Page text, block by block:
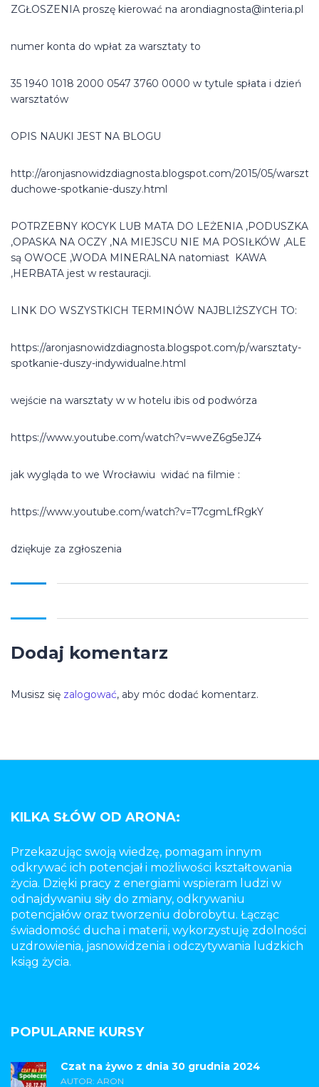
ZGŁOSZENIA proszę kierować na arondiagnosta@interia.pl
numer konta do wpłat za warsztaty to
35 1940 1018 2000 0547 3760 0000 w tytule spłata i dzień
warsztatów
OPIS NAUKI JEST NA BLOGU
http://aronjasnowidzdiagnosta.blogspot.com/2015/05/
duchowe-spotkanie-duszy.html
POTRZEBNY KOCYK LUB MATA DO LEŻENIA ,PODUSZKA
,OPASKA NA OCZY ,NA MIEJSCU NIE MA POSIŁKÓW ,ALE
są OWOCE ,WODA MINERALNA natomiast KAWA
,HERBATA jest w restauracji.
LINK DO WSZYSTKICH TERMINÓW NAJBLIŻSZYCH TO:
https://aronjasnowidzdiagnosta.blogspot.com/p/warsztaty-
spotkanie-duszy-indywidualne.html
wejście na warsztaty w w hotelu ibis od podwórza
https://www.youtube.com/watch?v=wveZ6g5eJZ4
jak wygląda to we Wrocławiu widać na filmie :
https://www.youtube.com/watch?v=T7cgmLfRgkY
dziękuje za zgłoszenia
Dodaj komentarz
Musisz się zalogować, aby móc dodać komentarz.
KILKA SŁÓW OD ARONA:
Przekazując swoją wiedzę, pomagam innym
odkrywać ich potencjał i możliwości kształtowania
życia. Dzięki pracy z energiami wspieram ludzi w
odnajdywaniu siły do zmiany, odkrywaniu
potencjałów oraz tworzeniu dobrobytu. Łącząc
świadomość ducha i materii, wykorzystuję zdolności
uzdrowienia, jasnowidzenia i odczytywania ludzkich
ksiąg życia.
POPULARNE KURSY
Czat na żywo z dnia 30 grudnia 2024
AUTOR: ARON